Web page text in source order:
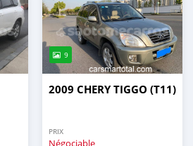
9
2009 CHERY TIGGO (T11)
PRIX
Négociable